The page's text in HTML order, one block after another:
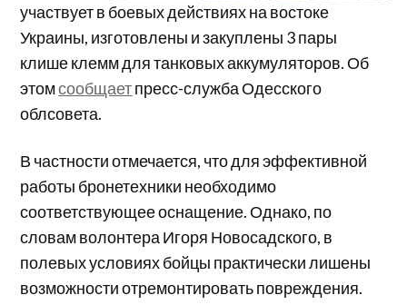
участвует в боевых действиях на востоке
Украины, изготовлены и закуплены 3 пары
клише клемм для танковых аккумуляторов. Об
этомсообщаетпресс-служба Одесского
облсовета.
В частности отмечается, что для эффективной
работы бронетехники необходимо
соответствующее оснащение. Однако, по
словам волонтера Игоря Новосадского, в
полевых условиях бойцы практически лишены
возможности отремонтировать повреждения.